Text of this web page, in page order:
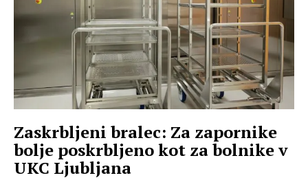
Zaskrbljeni bralec: Za zapornike
bolje poskrbljeno kot za bolnike v
UKC Ljubljana